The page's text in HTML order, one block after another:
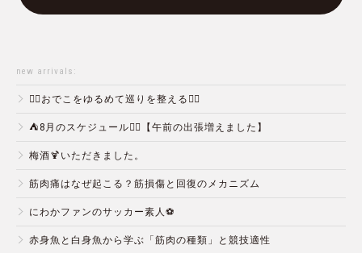
new arrivals:
💆‍♀️おでこをゆるめて巡りを整える💆‍♂️
⛺️8月のスケジュール🏄‍♂️【午前の出張増えました】
梅酒🍹いただきました。
筋肉痛はなぜ起こる？筋損傷と回復のメカニズム
にわかファンのサッカー素人⚽️
赤身魚と白身魚から学ぶ「筋肉の種類」と競技適性